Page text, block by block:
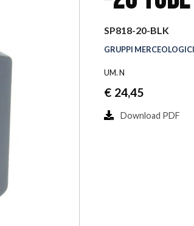
SP818-20-BLK
GRUPPI MERCEOLOGICI
UM. N
Download PDF
€ 24,45